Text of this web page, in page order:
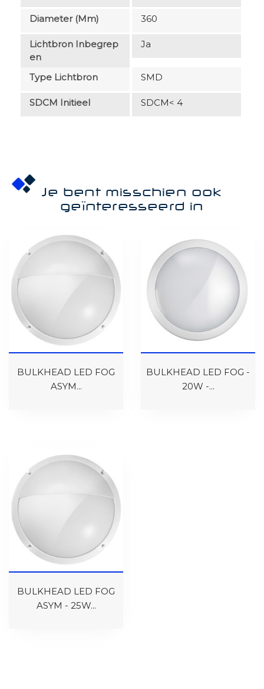
Diameter (mm) 360
Lichtbron Inbegrep
En
Ja
Type Lichtbron SMD
SDCM Initieel SDCM< 4
Je bent misschien ook
geïnteresseerd in
BULKHEAD LED FOG
ASYM...
BULKHEAD LED FOG -
20W -...
BULKHEAD LED FOG
ASYM - 25W...